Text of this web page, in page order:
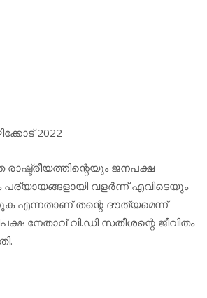
2022
ജനപക്ഷ
പര്യായങ്ങളായി വളര്‍ന്ന് എവിടെയും
എന്നതാണ് തന്റെ ദൗത്യമെന്ന്
നേതാവ് വി.ഡി സതീശന്റെ ജീവിതം